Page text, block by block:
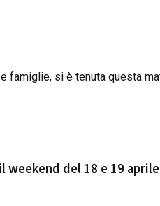
si è tenuta questa
weekend del 18 e 19 aprile